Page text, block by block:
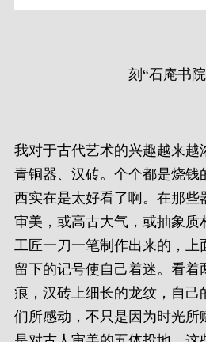
刻“石庵书
我对于古代艺术的兴趣越来越
青铜器、汉砖。个个都是烧钱
西实在是太好看了啊。在那些
审美，或高古大气，或抽象质
工匠一刀一笔制作出来的，上
留下的记号使自己着迷。看着
痕，汉砖上细长的龙纹，自己
们所感动，不只是因为时光所